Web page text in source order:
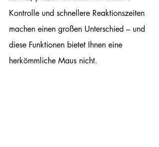
Kontrolle und schnellere Reaktionszeiten
machen einen großen Unterschied – und
diese Funktionen bietet Ihnen eine
herkömmliche Maus nicht.